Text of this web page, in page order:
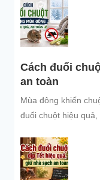
Cách đuổi
an toàn
Mùa đông khiến
đuổi chuột hiệu